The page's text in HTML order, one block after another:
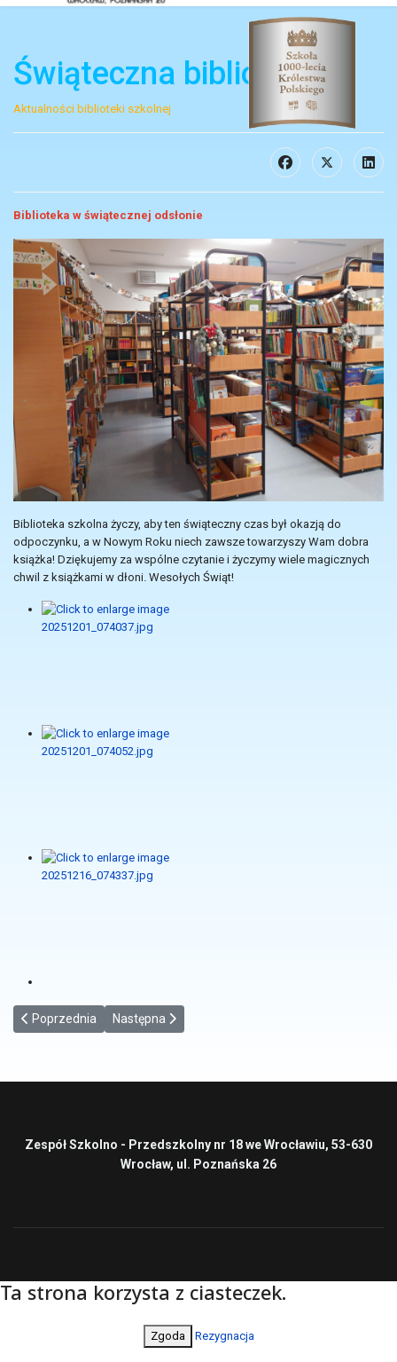
Świąteczna biblioteka
Aktualności biblioteki szkolnej
Biblioteka w świątecznej odsłonie
Biblioteka szkolna życzy, aby ten świąteczny czas był okazją do
odpoczynku, a w Nowym Roku niech zawsze towarzyszy Wam dobra
książka! Dziękujemy za wspólne czytanie i życzymy wiele magicznych
chwil z książkami w dłoni. Wesołych Świąt!
Poprzednia strona: Światowy Dzień Pluszowego Misia
Poprzednia Następna strona: Kalendarz adwentowy
Następna
Zespół Szkolno - Przedszkolny nr 18 we Wrocławiu, 53-630
Wrocław, ul. Poznańska 26
Ta strona korzysta z ciasteczek.
Zgoda Rezygnacja